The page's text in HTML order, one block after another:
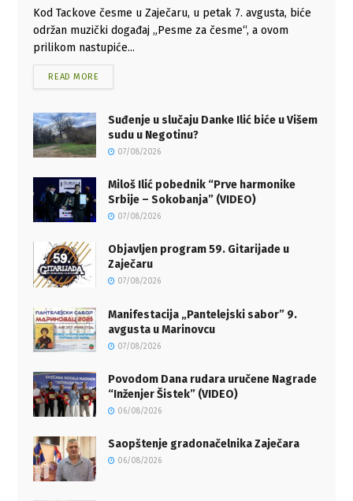
Kod Tackove česme u Zaječaru, u petak 7. avgusta, biće
održan muzički događaj „Pesme za česme“, a ovom
prilikom nastupiće...
READ MORE
Suđenje u slučaju Danke Ilić biće u Višem
sudu u Negotinu?
07/08/2026
Miloš Ilić pobednik “Prve harmonike
Srbije – Sokobanja” (VIDEO)
07/08/2026
Objavljen program 59. Gitarijade u
Zaječaru
07/08/2026
Manifestacija „Pantelejski sabor” 9.
avgusta u Marinovcu
07/08/2026
Povodom Dana rudara uručene Nagrade
“Inženjer Šistek” (VIDEO)
06/08/2026
Saopštenje gradonačelnika Zaječara
06/08/2026